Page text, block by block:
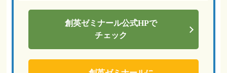
創英ゼミナール公式HPで
チェック